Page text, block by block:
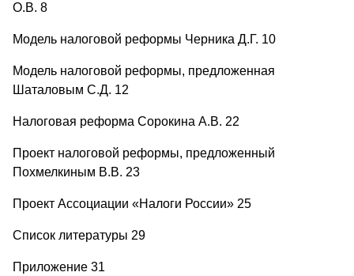
О.В. 8
Модель налоговой реформы Черника Д.Г. 10
Модель налоговой реформы, предложенная
Шаталовым С.Д. 12
Налоговая реформа Сорокина А.В. 22
Проект налоговой реформы, предложенный
Похмелкиным В.В. 23
Проект Ассоциации «Налоги России» 25
Список литературы 29
Приложение 31